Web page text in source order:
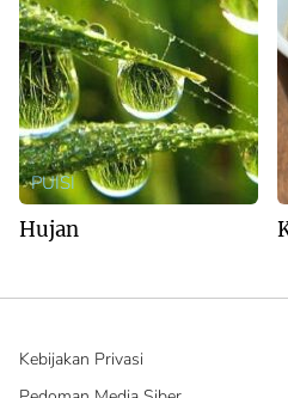
PUISI
Hujan
Kebijakan Privasi